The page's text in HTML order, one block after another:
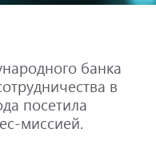
банка
в
посетила
миссией.